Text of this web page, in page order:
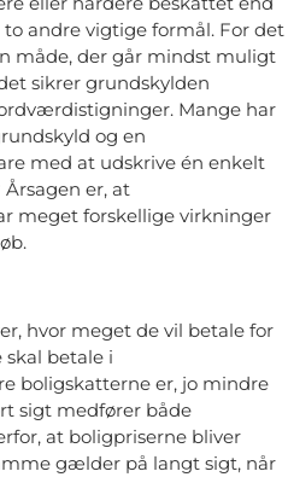
andre vigtige formål. For det
måde, der går mindst muligt
sikrer grundskylden
Mange har
og en
med at udskrive én enkelt
er, at
meget forskellige virkninger
hvor meget de vil betale for
betale i
boligskatterne er, jo mindre
sigt medfører både
at boligpriserne bliver
gælder på langt sigt, når